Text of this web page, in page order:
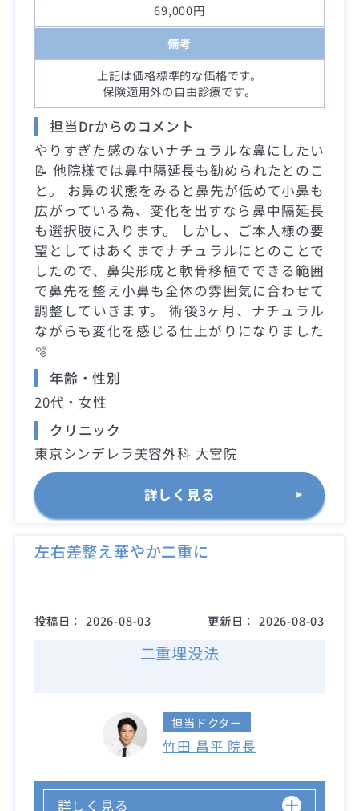
69,000円
備考
上記は価格標準的な価格です。
保険適用外の自由診療です。
担当Drからのコメント
やりすぎた感のないナチュラルな鼻にしたい
📝 他院様では鼻中隔延長も勧められたとのこ
と。 お鼻の状態をみると鼻先が低めて小鼻も
広がっている為、変化を出すなら鼻中隔延長
も選択肢に入ります。 しかし、ご本人様の要
望としてはあくまでナチュラルにとのことで
したので、鼻尖形成と軟骨移植でできる範囲
で鼻先を整え小鼻も全体の雰囲気に合わせて
調整していきます。 術後3ヶ月、ナチュラル
ながらも変化を感じる仕上がりになりました
🫧
年齢・性別
20代・女性
クリニック
東京シンデレラ美容外科 大宮院
詳しく見る
左右差整え華やか二重に
投稿日： 2026-08-03 更新日： 2026-08-03
二重埋没法
担当ドクター
竹田 昌平 院長
詳しく見る